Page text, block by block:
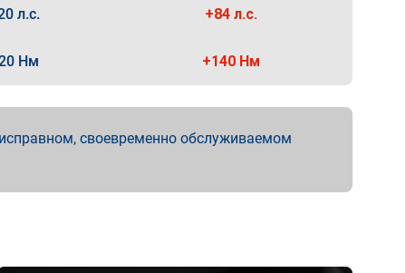
л.с. +84 л.с.
Нм +140 Нм
своевременно обслуживаемом